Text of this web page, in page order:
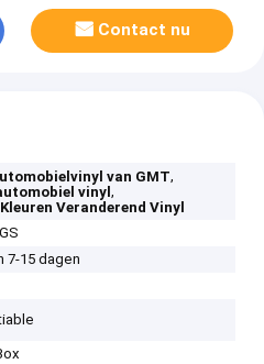
Contact nu
van GMT,
vinyl,
Veranderend Vinyl
7-15 dagen